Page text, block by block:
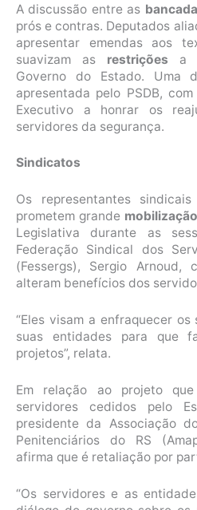
A discussão entre as
prós e contras. Deputados
apresentar emendas aos
suavizam as restrições a
Governo do Estado. Uma
apresentada pelo PSDB,
Executivo a honrar os
servidores da segurança.
Sindicatos
Os representantes
prometem grande mobilização
Legislativa durante as
Federação Sindical dos
(Fessergs), Sergio
alteram benefícios dos
“Eles visam a enfraquecer
suas entidades para que
projetos”, relata.
Em relação ao projeto
servidores cedidos pelo
presidente da Associação
Penitenciários do RS
afirma que é retaliação por
“Os servidores e as